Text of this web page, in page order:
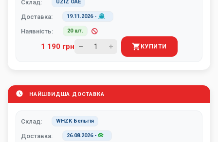
Склад: UZIZ ОАЕ
Доставка: 19.11.2026-
Наявність: 20 шт.
1 190 грн КУПИТИ
НАЙШВИДША ДОСТАВКА
Склад: WHZK Бельгія
Доставка: 26.08.2026-